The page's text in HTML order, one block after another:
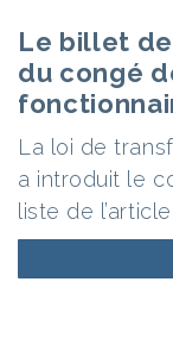
Le billet
du congé
La loi de
a introduit le
liste de